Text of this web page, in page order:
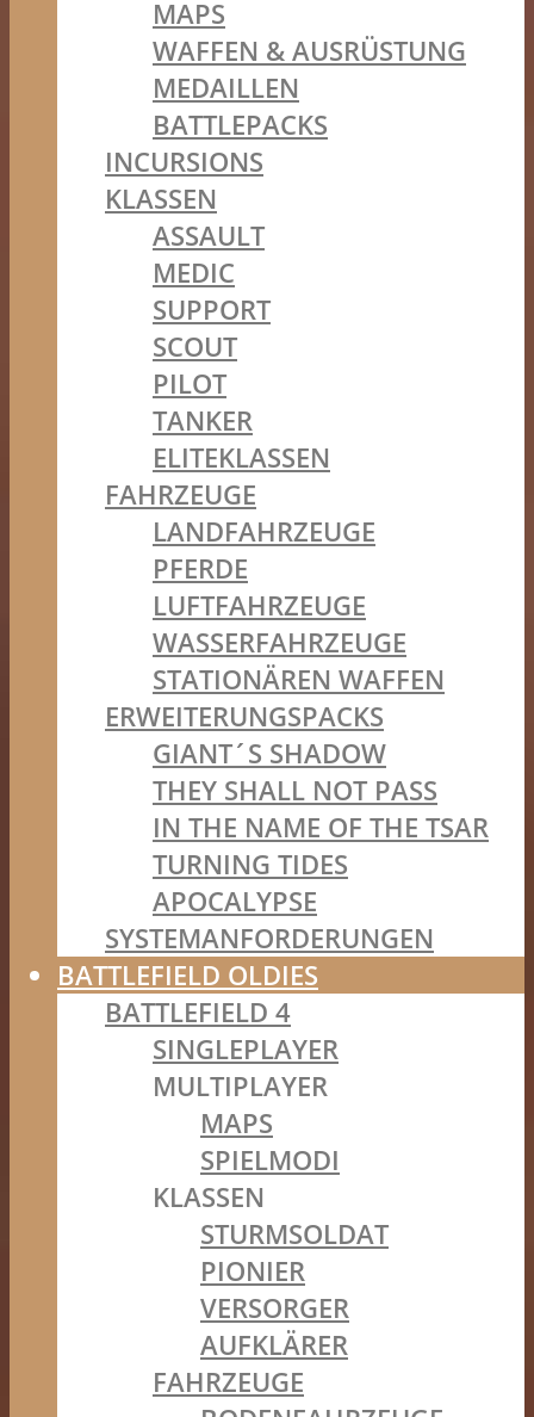
MAPS
WAFFEN & AUSRÜSTUNG
MEDAILLEN
BATTLEPACKS
INCURSIONS
KLASSEN
ASSAULT
MEDIC
SUPPORT
SCOUT
PILOT
TANKER
ELITEKLASSEN
FAHRZEUGE
LANDFAHRZEUGE
PFERDE
LUFTFAHRZEUGE
WASSERFAHRZEUGE
STATIONÄREN WAFFEN
ERWEITERUNGSPACKS
GIANT´S SHADOW
THEY SHALL NOT PASS
IN THE NAME OF THE TSAR
TURNING TIDES
APOCALYPSE
SYSTEMANFORDERUNGEN
BATTLEFIELD OLDIES
BATTLEFIELD 4
SINGLEPLAYER
MULTIPLAYER
MAPS
SPIELMODI
KLASSEN
STURMSOLDAT
PIONIER
VERSORGER
AUFKLÄRER
FAHRZEUGE